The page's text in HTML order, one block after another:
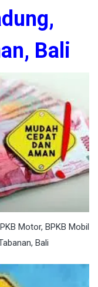
Bali
Motor, BPKB Mobil
Bali